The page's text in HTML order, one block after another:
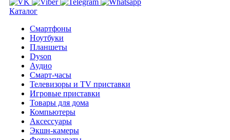
Каталог
Смартфоны
Ноутбуки
Планшеты
Dyson
Аудио
Смарт-часы
Телевизоры и TV приставки
Игровые приставки
Товары для дома
Компьютеры
Аксесcуары
Экшн-камеры